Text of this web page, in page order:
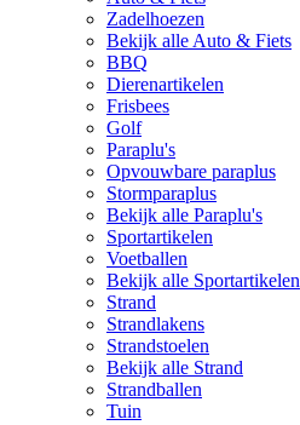
Zadelhoezen
Bekijk alle Auto & Fiets
BBQ
Dierenartikelen
Frisbees
Golf
Paraplu's
Opvouwbare paraplus
Stormparaplus
Bekijk alle Paraplu's
Sportartikelen
Voetballen
Bekijk alle Sportartikelen
Strand
Strandlakens
Strandstoelen
Bekijk alle Strand
Strandballen
Tuin